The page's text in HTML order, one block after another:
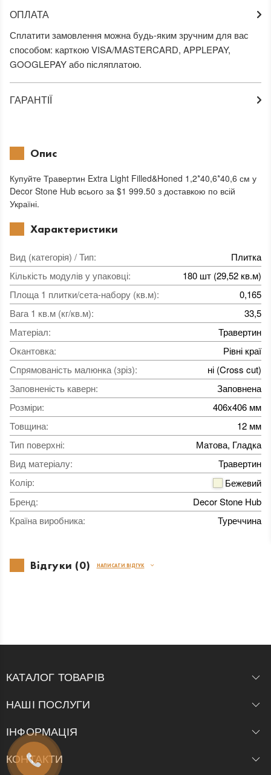
ОПЛАТА
Сплатити замовлення можна будь-яким зручним для вас
способом: карткою VISA/MASTERCARD, APPLEPAY,
GOOGLEPAY або післяплатою.
ГАРАНТІЇ
Опис
Купуйте Травертин Extra Light Filled&Honed 1,2*40,6*40,6 см у
Decor Stone Hub всього за $1 999.50 з доставкою по всій
Україні.
Характеристики
Вид (категорія) / Тип:
Плитка
Кількість модулів у упаковці:
180 шт (29,52 кв.м)
Площа 1 плитки/сета-набору (кв.м):
0,165
Вага 1 кв.м (кг/кв.м):
33,5
Матеріал:
Травертин
Окантовка:
Рівні краї
Спрямованість малюнка (зріз):
ні (Cross cut)
Заповненість каверн:
Заповнена
Розміри:
406x406 мм
Товщина:
12 мм
Тип поверхні:
Матова, Гладка
Вид матеріалу:
Травертин
Колір:
Бежевий
Бренд:
Decor Stone Hub
Країна виробника: Туреччина
Відгуки (0) НАПИСАТИ ВІДГУК
КАТАЛОГ ТОВАРІВ
НАШІ ПОСЛУГИ
ІНФОРМАЦІЯ
КОНТАКТИ